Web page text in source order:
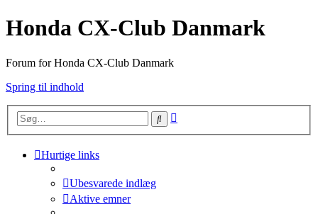
Honda CX-Club Danmark
Forum for Honda CX-Club Danmark
Spring til indhold
Søg
Hurtige links
Ubesvarede indlæg
Aktive emner